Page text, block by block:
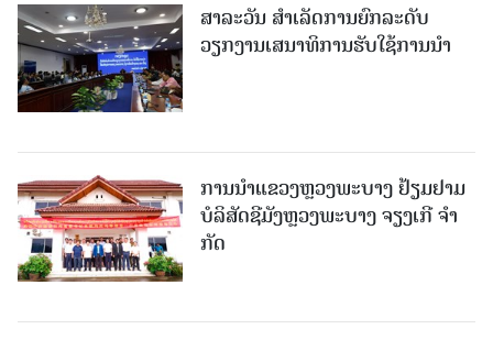
ສາລະວັນ ສໍາເລັດການຍົກລະດັບ
ວຽກງານເສນາທິການຮັບໃຊ້ການນໍາ
ການນຳແຂວງຫຼວງພະບາງ ຢ້ຽມ​ຢາມ
ບໍ​ລິ​ສັດຊີມັງຫຼວງພະບາງ ຈຽງເກີ ຈໍາ
ກັດ